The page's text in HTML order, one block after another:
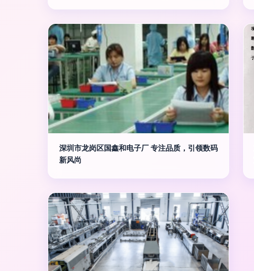
深圳市龙岗区国鑫和电子厂 专注品质，引领数码
新风尚